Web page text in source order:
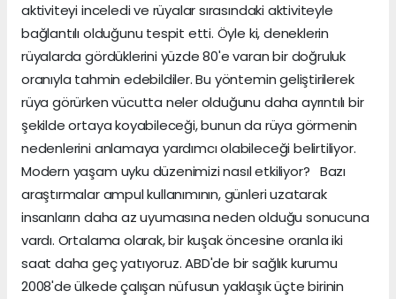
aktiviteyi inceledi ve rüyalar sırasındaki aktiviteyle
bağlantılı olduğunu tespit etti. Öyle ki, deneklerin
rüyalarda gördüklerini yüzde 80'e varan bir doğruluk
oranıyla tahmin edebildiler. Bu yöntemin geliştirilerek
rüya görürken vücutta neler olduğunu daha ayrıntılı bir
şekilde ortaya koyabileceği, bunun da rüya görmenin
nedenlerini anlamaya yardımcı olabileceği belirtiliyor.
Modern yaşam uyku düzenimizi nasıl etkiliyor? Bazı
araştırmalar ampul kullanımının, günleri uzatarak
insanların daha az uyumasına neden olduğu sonucuna
vardı. Ortalama olarak, bir kuşak öncesine oranla iki
saat daha geç yatıyoruz. ABD'de bir sağlık kurumu
2008'de ülkede çalışan nüfusun yaklaşık üçte birinin